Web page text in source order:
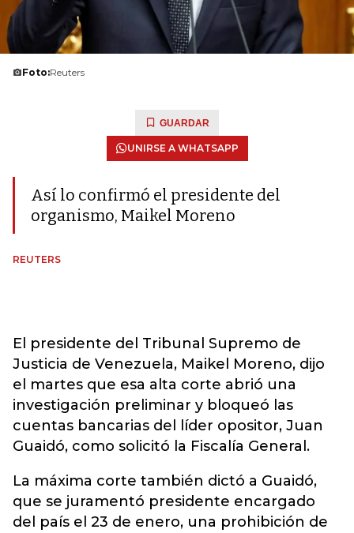
Foto:Reuters
GUARDAR
UNIRSE A WHATSAPP
Así lo confirmó el presidente del
organismo, Maikel Moreno
REUTERS
El presidente del Tribunal Supremo de
Justicia de Venezuela, Maikel Moreno, dijo
el martes que esa alta corte abrió una
investigación preliminar y bloqueó las
cuentas bancarias del líder opositor, Juan
Guaidó, como solicitó la Fiscalía General.
La máxima corte también dictó a Guaidó,
que se juramentó presidente encargado
del país el 23 de enero, una prohibición de